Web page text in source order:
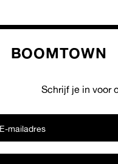
BOOMTOWN
Schrijf je in voor